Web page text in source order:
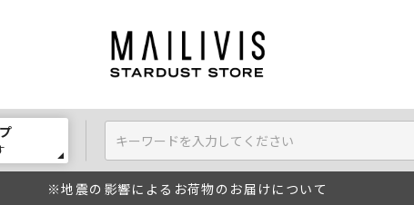
※地震の影響によるお荷物のお届けについて